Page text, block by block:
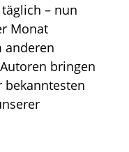
– nun
Monat
anderen
bringen
bekanntesten